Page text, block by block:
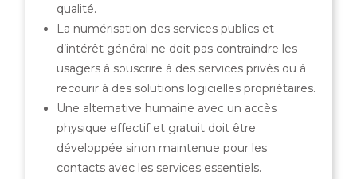
qualité.
La numérisation des services publics et
d’intérêt général ne doit pas contraindre les
usagers à souscrire à des services privés ou à
recourir à des solutions logicielles propriétaires.
Une alternative humaine avec un accès
physique effectif et gratuit doit être
développée sinon maintenue pour les
contacts avec les services essentiels.